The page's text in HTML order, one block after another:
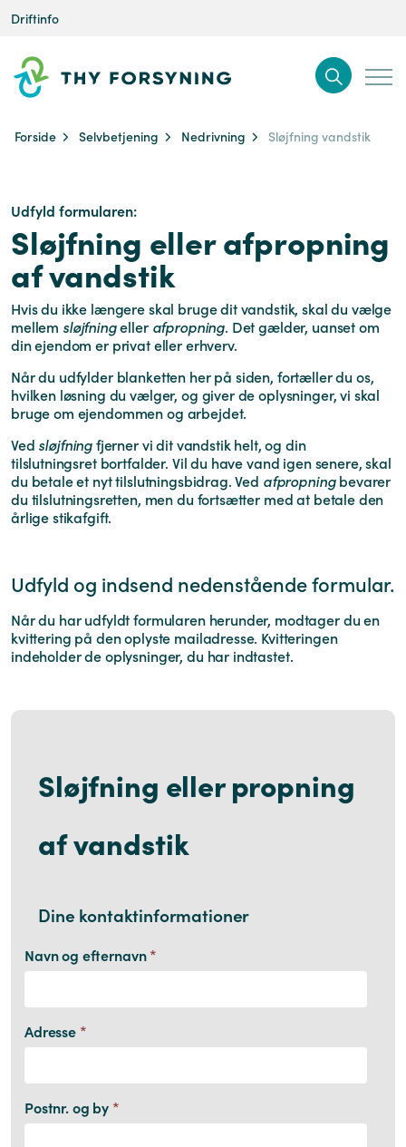
Driftinfo
Forside Selvbetjening Nedrivning Sløjfning vandstik
Udfyld formularen:
Sløjfning eller afpropning
af vandstik
Hvis du ikke længere skal bruge dit vandstik, skal du vælge
mellem sløjfningeller afpropning. Det gælder, uanset om
din ejendom er privat eller erhverv.
Når du udfylder blanketten her på siden, fortæller du os,
hvilken løsning du vælger, og giver de oplysninger, vi skal
bruge om ejendommen og arbejdet.
Ved sløjfningfjerner vi dit vandstik helt, og din
tilslutningsret bortfalder. Vil du have vand igen senere, skal
du betale et nyt tilslutningsbidrag. Ved afpropningbevarer
du tilslutningsretten, men du fortsætter med at betale den
årlige stikafgift.
Udfyld og indsend nedenstående formular.
Når du har udfyldt formularen herunder, modtager du en
kvittering på den oplyste mailadresse. Kvitteringen
indeholder de oplysninger, du har indtastet.
Sløjfning eller propning
af vandstik
Dine kontaktinformationer
Navn og efternavn*
Adresse *
Postnr. og by *